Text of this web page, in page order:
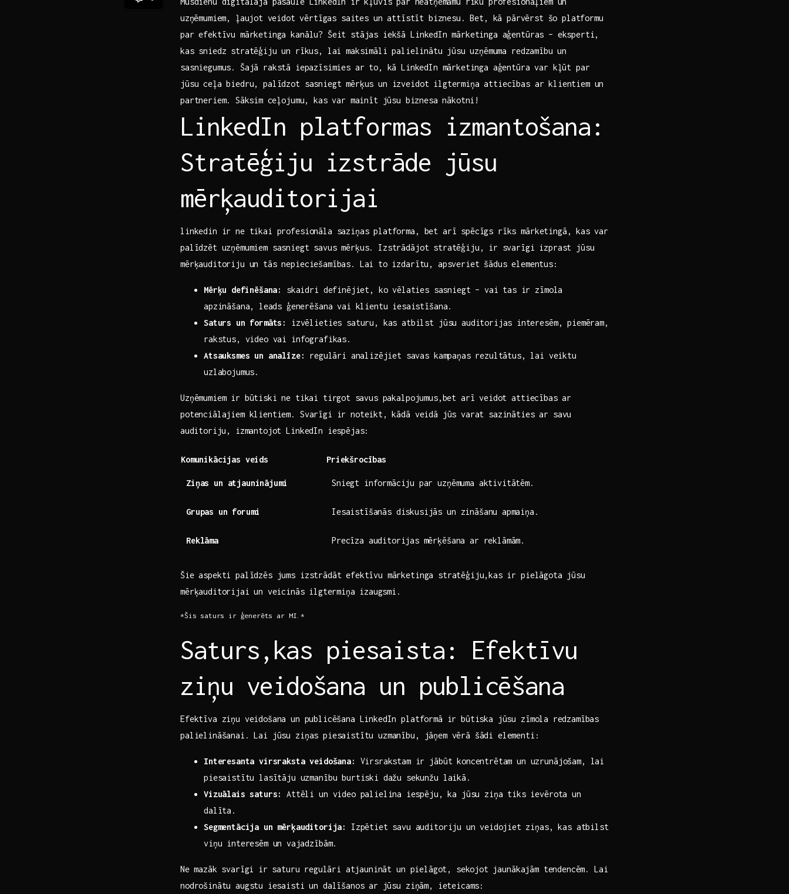
⁢uzņēmumiem, ļaujot⁣ veidot⁤ vērtīgas​ saites un attīstīt​ biznesu. ‌Bet, kā⁤ pārvērst šo platformu
par efektīvu mārketinga kanālu? Šeit​ stājas iekšā LinkedIn⁤ mārketinga ‌aģentūras – eksperti,
kas sniedz stratēģiju un⁣ rīkus, lai maksimāli ⁢palielinātu jūsu⁢ uzņēmuma redzamību un
sasniegumus. Šajā rakstā⁣ iepazīsimies ar to, kā ⁢LinkedIn mārketinga aģentūra var kļūt par
jūsu ceļa biedru, ‌palīdzot sasniegt mērķus un izveidot ‌ilgtermiņa attiecības ar klientiem un
partneriem.⁤ Sāksim⁤ ceļojumu, kas var mainīt jūsu⁣ biznesa nākotni!
LinkedIn platformas izmantošana:
Stratēģiju ⁤izstrāde jūsu‌
mērķauditorijai
linkedin ir ne‍ tikai profesionāla saziņas platforma, bet arī spēcīgs ‍rīks mārketingā, kas⁣ var
palīdzēt uzņēmumiem sasniegt savus mērķus. Izstrādājot‍ stratēģiju,⁤ ir​ svarīgi izprast jūsu
mērķauditoriju ‌un‌ tās nepieciešamības. Lai to⁤ izdarītu, apsveriet ‍šādus elementus:
Mērķu⁢ definēšana:
‍skaidri definējiet, ko vēlaties⁤ sasniegt – vai ‌tas ir zīmola​
apzināšana, ⁣leads ģenerēšana vai klientu iesaistīšana.
Saturs un formāts:
izvēlieties saturu, kas atbilst jūsu auditorijas ⁢interesēm, piemēram,
rakstus,​ video vai infografikas.
Atsauksmes un analīze:
⁤regulāri analizējiet savas kampaņas rezultātus, lai ⁢veiktu
uzlabojumus.
Uzņēmumiem ir būtiski ne⁢ tikai tirgot⁣ savus pakalpojumus,bet ‌arī veidot attiecības ar
potenciālajiem klientiem. Svarīgi‌ ir noteikt, ⁤kādā veidā jūs varat sazināties ar savu
⁤auditoriju, izmantojot LinkedIn iespējas:
Komunikācijas veids Priekšrocības
Ziņas un atjauninājumi Sniegt informāciju⁤ par uzņēmuma aktivitātēm.
Grupas un forumi Iesaistīšanās diskusijās un zināšanu ⁢apmaiņa.
Reklāma Precīza auditorijas ⁢mērķēšana ar reklāmām.
Šie aspekti palīdzēs jums izstrādāt efektīvu mārketinga stratēģiju,kas ⁢ir pielāgota jūsu
‌mērķauditorijai⁤ un veicinās ⁣ilgtermiņa⁣ izaugsmi.
*Šis saturs ir ģenerēts ar ‌MI.*
Saturs,kas piesaista: Efektīvu
ziņu veidošana un publicēšana
Efektīva ziņu veidošana un⁢ publicēšana LinkedIn platformā‍ ir būtiska jūsu zīmola ⁣redzamības
palielināšanai. Lai ‍jūsu ‌ziņas ‍piesaistītu uzmanību, jāņem vērā‍ šādi elementi:
Interesanta ​virsraksta‍ veidošana:
‌Virsrakstam ir jābūt koncentrētam un uzrunājošam, lai⁣
piesaistītu‌ lasītāju uzmanību burtiski dažu sekunžu laikā.
Vizuālais saturs:
Attēli un video palielina ⁢iespēju, ka jūsu ziņa tiks ievērota⁢ un
dalīta.
Segmentācija un​ mērķauditorija:
Izpētiet ​savu auditoriju‍ un⁣ veidojiet⁣ ziņas, kas atbilst
viņu interesēm un ⁢vajadzībām.
Ne⁤ mazāk​ svarīgi⁤ ir ⁢saturu regulāri atjaunināt un ‌pielāgot, sekojot ⁣jaunākajām‌ tendencēm. Lai‌
nodrošinātu ​augstu ⁤iesaisti‌ un dalīšanos‍ ar⁢ jūsu ziņām, ieteicams: